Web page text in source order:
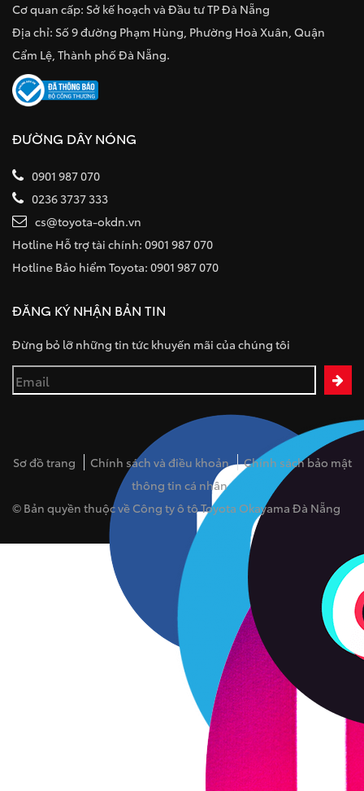
Cơ quan cấp: Sở kế hoạch và Đầu tư TP Đà Nẵng
Địa chỉ: Số 9 đường Phạm Hùng, Phường Hoà Xuân, Quận
Cẩm Lệ, Thành phố Đà Nẵng.
ĐƯỜNG DÂY NÓNG
0901 987 070
0236 3737 333
cs@toyota-okdn.vn
Hotline Hỗ trợ tài chính: 0901 987 070
Hotline Bảo hiểm Toyota: 0901 987 070
ĐĂNG KÝ NHẬN BẢN TIN
Đừng bỏ lỡ những tin tức khuyến mãi của chúng tôi
Sơ đồ trang Chính sách và điều khoản
Chính sách bảo mật
thông tin cá nhân
© Bản quyền thuộc về Công ty ô tô Toyota Okayama Đà Nẵng